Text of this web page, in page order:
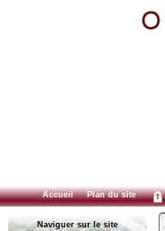
Accueil Plan du site
Naviguer sur le site